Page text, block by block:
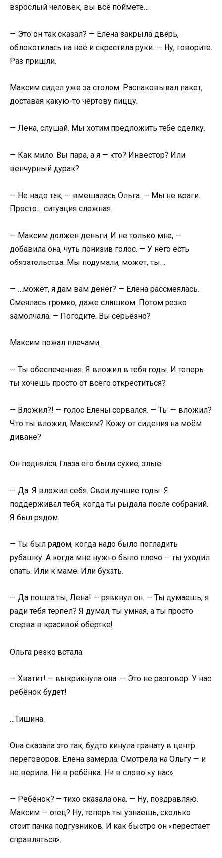
взрослый человек, вы всё поймёте…
— Это он так сказал? — Елена закрыла дверь,
облокотилась на неё и скрестила руки. — Ну, говорите.
Раз пришли.
Максим сидел уже за столом. Распаковывал пакет,
доставая какую-то чёртову пиццу.
— Лена, слушай. Мы хотим предложить тебе сделку.
— Как мило. Вы пара, а я — кто? Инвестор? Или
венчурный дурак?
— Не надо так, — вмешалась Ольга. — Мы не враги.
Просто… ситуация сложная.
— Максим должен деньги. И не только мне, —
добавила она, чуть понизив голос. — У него есть
обязательства. Мы подумали, может, ты…
— …может, я дам вам денег? — Елена рассмеялась.
Смеялась громко, даже слишком. Потом резко
замолчала. — Погодите. Вы серьёзно?
Максим пожал плечами.
— Ты обеспеченная. Я вложил в тебя годы. И теперь
ты хочешь просто от всего откреститься?
— Вложил?! — голос Елены сорвался. — Ты — вложил?
Что ты вложил, Максим? Кожу от сидения на моём
диване?
Он поднялся. Глаза его были сухие, злые.
— Да. Я вложил себя. Свои лучшие годы. Я
поддерживал тебя, когда ты рыдала после собраний.
Я был рядом.
— Ты был рядом, когда надо было погладить
рубашку. А когда мне нужно было плечо — ты уходил
спать. Или к маме. Или бухать.
— Да пошла ты, Лена! — рявкнул он. — Ты думаешь, я
ради тебя терпел? Я думал, ты умная, а ты просто
стерва в красивой обёртке!
Ольга резко встала.
— Хватит! — выкрикнула она. — Это не разговор. У нас
ребёнок будет!
…Тишина.
Она сказала это так, будто кинула гранату в центр
переговоров. Елена замерла. Смотрела на Ольгу — и
не верила. Ни в ребёнка. Ни в слово «у нас».
— Ребёнок? — тихо сказала она. — Ну, поздравляю.
Максим — отец? Ну, теперь ты узнаешь, сколько
стоит пачка подгузников. И как быстро он «перестаёт
справляться».